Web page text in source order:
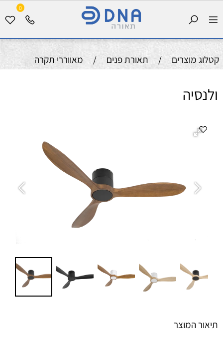
0
קטלוג מוצרים / תאורת פנים / מאווררי תקרה
ולנסיה
תיאור המוצר